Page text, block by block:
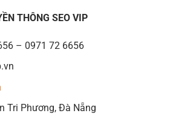
THÔNG SEO VIP
– 0971 72 6656
Tri Phương, Đà Nẵng